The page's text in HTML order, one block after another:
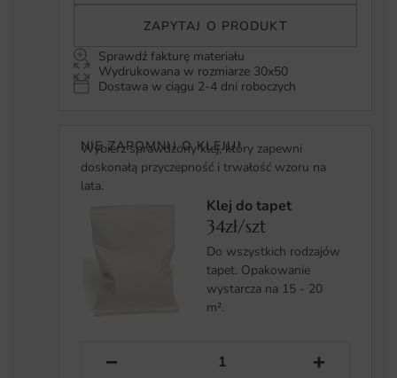
ZAPYTAJ O PRODUKT
Sprawdź fakturę materiału
Wydrukowana w rozmiarze 30x50
Dostawa w ciągu 2-4 dni roboczych
NIE ZAPOMNIJ O KLEJU!
Wybierz sprawdzony klej, który zapewni
doskonałą przyczepność i trwałość wzoru na
lata.
Klej do tapet
34zł/szt
Do wszystkich rodzajów
tapet. Opakowanie
wystarcza na 15 - 20
m².
− +